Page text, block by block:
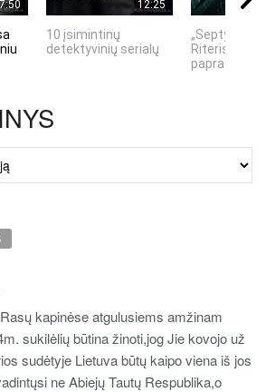
12:25
10 įsimintinų
detektyvinių serialų
„Septynių
Riteris" – kai
kapinėse atgulusiems amžinam
sukilėlių būtina žinoti,jog Jie kovojo už
sudėtyje Lietuva būtų kaipo viena iš jos
ne Abiejų Tautų Respublika,o